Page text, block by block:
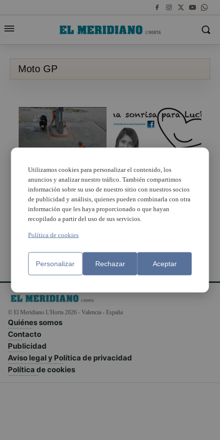
Moto GP
Detenido por robar la
exclusiva bicicleta de
un piloto de MotoGP en
Cheste
Subastan artículos de
pilotos famosos de
Moto GP para ayudar a
una niña con una
enfermedad rara
© El Meridiano L'Horta 2026 - Valencia - España
Quiénes somos
Contacto
Publicidad
Aviso legal y Política de privacidad
Política de cookies
Utilizamos cookies para personalizar el contenido, los
anuncios y analizar nuestro tráfico. También compartimos
información sobre su uso de nuestro sitio con nuestros socios
de publicidad y análisis, quienes pueden combinarla con otra
información que les haya proporcionado o que hayan
recopilado a partir del uso de sus servicios.
Política de cookies
Personalizar Rechazar Aceptar